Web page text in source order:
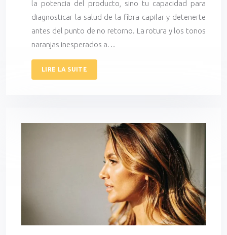
la potencia del producto, sino tu capacidad para
diagnosticar la salud de la fibra capilar y detenerte
antes del punto de no retorno. La rotura y los tonos
naranjas inesperados a…
LIRE LA SUITE